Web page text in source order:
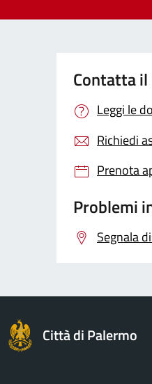
Contatta
Leggi le
Richiedi
Prenota
Problemi
Segnala
Città di Palermo